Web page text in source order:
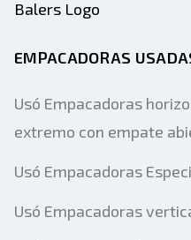
EMPACADORAS
Usó Empacadoras
extremo con empate
Usó Empacadoras
Usó Empacadoras